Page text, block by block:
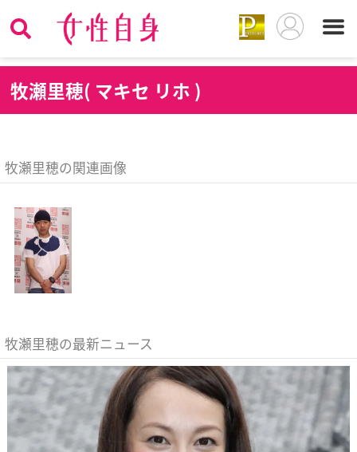
牧瀬里穂( マキセ リホ )
牧瀬里穂の関連画像
牧瀬里穂の最新ニュース